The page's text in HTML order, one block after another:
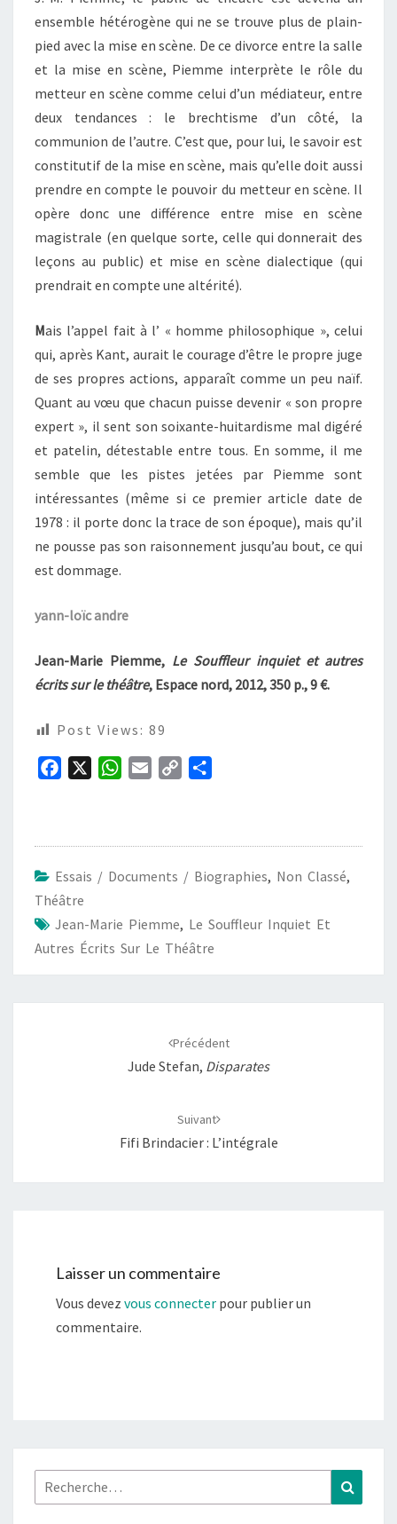
ensemble hétérogène qui ne se trouve plus de plain-
pied avec la mise en scène. De ce divorce entre la salle
et la mise en scène, Piemme interprète le rôle du
metteur en scène comme celui d’un médiateur, entre
deux tendances : le brechtisme d’un côté, la
communion de l’autre. C’est que, pour lui, le savoir est
constitutif de la mise en scène, mais qu’elle doit aussi
prendre en compte le pouvoir du metteur en scène. Il
opère donc une différence entre mise en scène
magistrale (en quelque sorte, celle qui donnerait des
leçons au public) et mise en scène dialectique (qui
prendrait en compte une altérité).
Mais l’appel fait à l’ « homme philosophique », celui
qui, après Kant, aurait le courage d’être le propre juge
de ses propres actions, apparaît comme un peu naïf.
Quant au vœu que chacun puisse devenir « son propre
expert », il sent son soixante-huitardisme mal digéré
et patelin, détestable entre tous. En somme, il me
semble que les pistes jetées par Piemme sont
intéressantes (même si ce premier article date de
1978 : il porte donc la trace de son époque), mais qu’il
ne pousse pas son raisonnement jusqu’au bout, ce qui
est dommage.
yann-loïc andre
Jean-Marie Piemme, Le Souffleur inquiet et autres
écrits sur le théâtre, Espace nord, 2012, 350 p., 9 €.
Post Views: 89
o
o
k
W
A
p
i
k
g
r
Essais / Documents / Biographies, Non Classé,
Théâtre
Jean-Marie Piemme, Le Souffleur Inquiet Et
Autres Écrits Sur Le Théâtre
Précédent
Jude Stefan, Disparates
Suivant
Fifi Brindacier : L’intégrale
Laisser un commentaire
Vous devez vous connecter pour publier un
commentaire.
Rechercher :